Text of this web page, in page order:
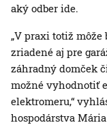
aký odber ide.
„V praxi totiž môže
zriadené aj pre
záhradný domček
možné vyhodnotiť
elektromeru,“
hospodárstva